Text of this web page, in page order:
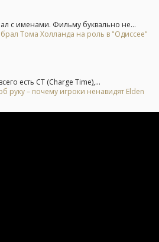
с именами. Фильму буквально не...
Тома Холланда на роль в "Одиссее"
есть CT (Charge Time),...
руку – почему игроки ненавидят Elden